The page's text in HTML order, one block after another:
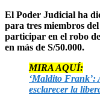
El Poder Judicial ha
para tres miembros
participar en el robo
en más de S/50.000.
MIRA AQUÍ:
‘Maldito Frank’:
esclarecer la